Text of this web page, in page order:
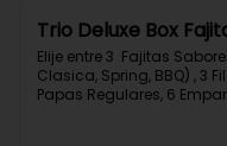
Trio Deluxe Box
Elije entre 3  Fajitas
Clasica, Spring, BBQ) , 3
Papas Regulares, 6